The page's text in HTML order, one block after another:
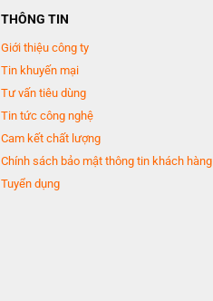
THÔNG TIN
Giới thiệu công ty
Tin khuyến mại
Tư vấn tiêu dùng
Tin tức công nghệ
Cam kết chất lượng
Chính sách bảo mật thông tin khách hàng
Tuyển dụng